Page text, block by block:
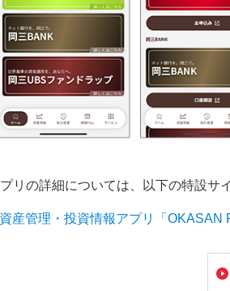
リの詳細については、以下の特設サ
資産管理・投資情報アプリ「OKASAN